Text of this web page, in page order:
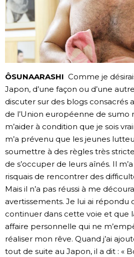
ÔSUNAARASHI Comme je
Japon, d’une façon ou d’une
discuter sur des blogs consacrés
de l’Union européenne de sumo
m’aider à condition que je sois
m’a prévenu que les jeunes
soumettre à des règles très
de s’occuper de leurs aînés. Il
risquais de rencontrer des
Mais il n’a pas réussi à me
avertissements. Je lui ai répondu
continuer dans cette voie et que
affaire personnelle qui ne
réaliser mon rêve. Quand j’ai
tout de suite au Japon, il a dit : «